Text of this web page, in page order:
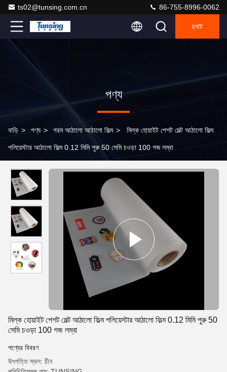
ts02@tunsing.com.cn 86-755-8996-0062
চ্যাট
পণ্য
বাড়ি > পণ্য > গরম আঠালো আঠালো ফিল্ম > মিল্ক হোয়াইট পেশট মেল্ট আঠালো ফিল্ম
পলিয়েস্টার আঠালো ফিল্ম 0.12 মিমি পুরু 50 সেমি চওড়া 100 গজ লম্বা
মিল্ক হোয়াইট পেশট মেল্ট আঠালো ফিল্ম পলিয়েস্টার আঠালো ফিল্ম 0.12 মিমি পুরু 50
সেমি চওড়া 100 গজ লম্বা
পণ্যের বিবরণ
উৎপত্তি স্থল: চীন